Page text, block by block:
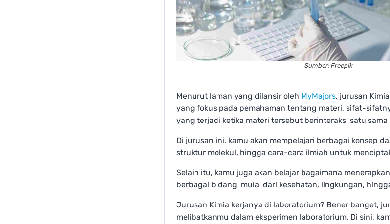
Sumber: Freepik
Menurut laman yang dilansir oleh MyMajors, jurusan
yang fokus pada pemahaman tentang materi, sifat-
yang terjadi ketika materi tersebut berinteraksi satu sama
Di jurusan ini, kamu akan mempelajari berbagai konsep
struktur molekul, hingga cara-cara ilmiah untuk
Selain itu, kamu juga akan belajar bagaimana
berbagai bidang, mulai dari kesehatan, lingkungan,
Jurusan Kimia kerjanya di laboratorium? Bener banget,
melibatkanmu dalam eksperimen laboratorium. Di sini,